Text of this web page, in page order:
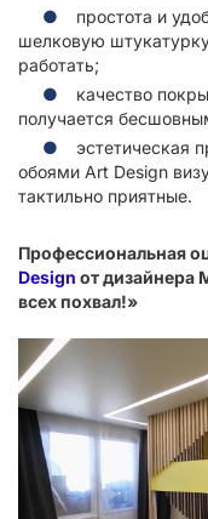
простота и
шелковую
работать;
качество
получается
эстетическая
обоями Art Design
тактильно приятные.
Профессиональная
Design от дизайнера
всех похвал!»